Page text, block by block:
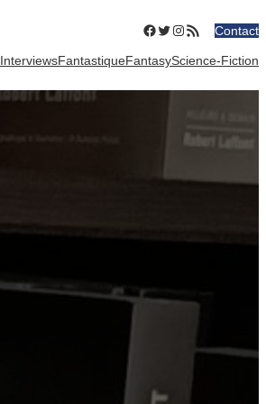
Facebook
Twitter
Instagram
Flux RSSContact
InterviewsFantastiqueFantasyScience-Fiction